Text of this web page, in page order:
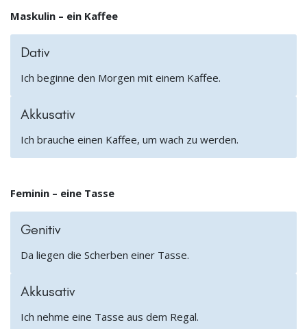
Maskulin – ein Kaffee
Dativ
Ich beginne den Morgen mit einem Kaffee.
Akkusativ
Ich brauche einen Kaffee, um wach zu werden.
Feminin – eine Tasse
Genitiv
Da liegen die Scherben einer Tasse.
Akkusativ
Ich nehme eine Tasse aus dem Regal.